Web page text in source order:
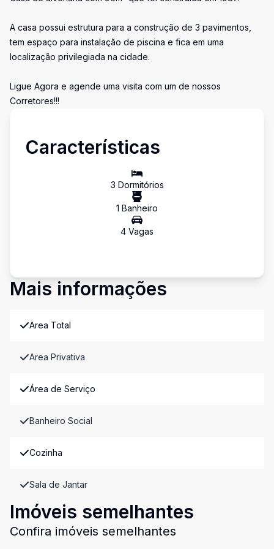
A casa possui estrutura para a construção de 3 pavimentos,
tem espaço para instalação de piscina e fica em uma
localização privilegiada na cidade.
Ligue Agora e agende uma visita com um de nossos
Corretores!!!
Características
3 Dormitórios
1 Banheiro
4 Vagas
Mais informações
Area Total
Area Privativa
Área de Serviço
Banheiro Social
Cozinha
Sala de Jantar
Imóveis semelhantes
Confira imóveis semelhantes